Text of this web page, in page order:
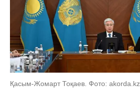
Қасым-Жомарт Тоқаев. Фото: akorda.kz